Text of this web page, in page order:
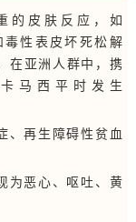
的皮肤反应，如
性表皮坏死松解
在亚洲人群中，携
马西平时发生
、再生障碍性贫血
为恶心、呕吐、黄